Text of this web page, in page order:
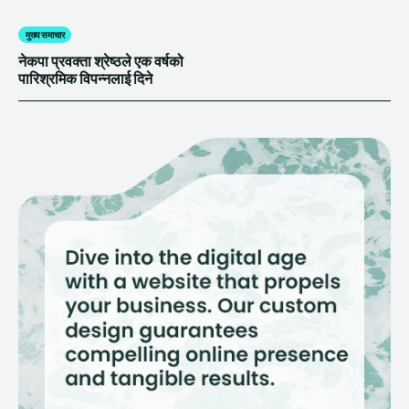
मुख्य समाचार
नेकपा प्रवक्ता श्रेष्ठले एक वर्षको
पारिश्रमिक विपन्नलाई दिने